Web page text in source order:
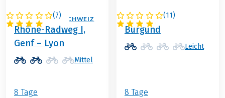
(7)
FRANKREICH / SCHWEIZ
Rhône-Radweg I,
Genf – Lyon
Mittel
8 Tage
(11)
FRANKREICH
Burgund
Leicht
8 Tage